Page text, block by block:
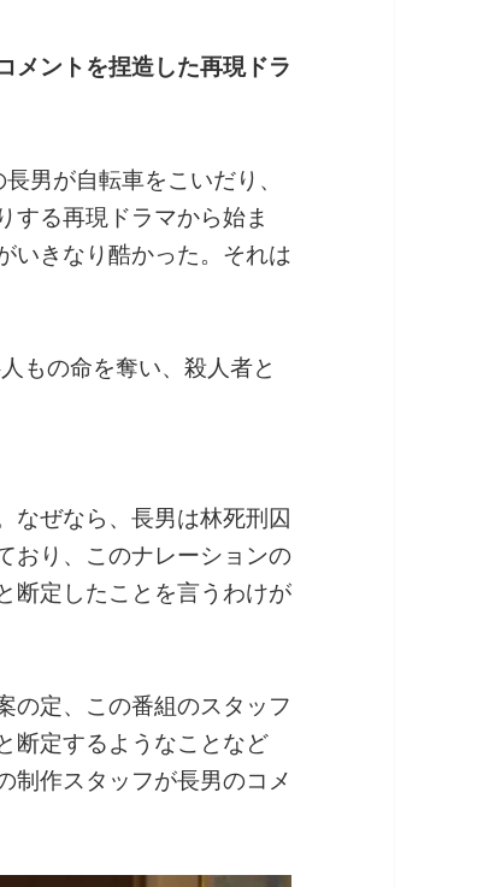
ントを捏造した再現ドラ
男が自転車をこいだり、
する再現ドラマから始ま
いきなり酷かった。それは
もの命を奪い、殺人者と
なぜなら、長男は林死刑囚
おり、このナレーションの
断定したことを言うわけが
の定、この番組のスタッフ
断定するようなことなど
制作スタッフが長男のコメ